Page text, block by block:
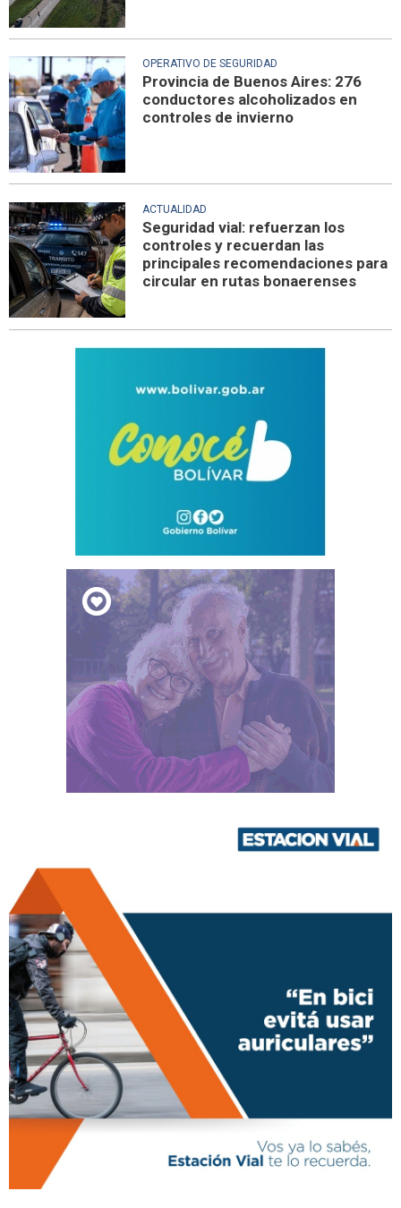
OPERATIVO DE SEGURIDAD
Provincia de Buenos Aires: 276
conductores alcoholizados en
controles de invierno
ACTUALIDAD
Seguridad vial: refuerzan los
controles y recuerdan las
principales recomendaciones para
circular en rutas bonaerenses